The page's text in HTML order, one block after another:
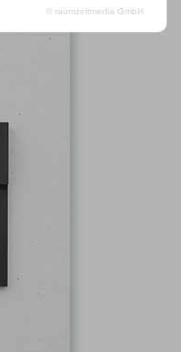
© raumzeitmedia GmbH